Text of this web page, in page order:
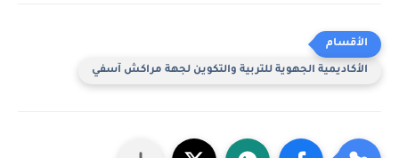
الأكاديمية الجهوية للتربية والتكوين لجهة مراكش آسفي